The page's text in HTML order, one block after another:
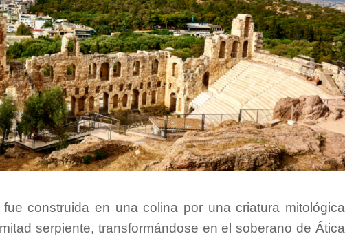
construida en una colina por una criatura mitológica
serpiente, transformándose en el soberano de Ática